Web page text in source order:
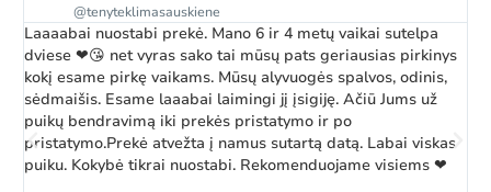
@tenyteklimasauskiene
Laaaabai nuostabi prekė. Mano 6 ir 4 metų vaikai sutelpa
dviese ❤😘 net vyras sako tai mūsų pats geriausias pirkinys
kokį esame pirkę vaikams. Mūsų alyvuogės spalvos, odinis,
sėdmaišis. Esame laaabai laimingi jį įsigiję. Ačiū Jums už
puikų bendravimą iki prekės pristatymo ir po
pristatymo.Prekė atvežta į namus sutartą datą. Labai viskas
puiku. Kokybė tikrai nuostabi. Rekomenduojame visiems ❤